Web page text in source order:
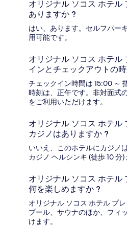
オリジナル ソコス ホテル
ありますか ?
はい、あります。セルフパー
用可能です。
オリジナル ソコス ホテル
インとチェックアウトの
チェックイン時間は 15:00 ～
時刻は、正午です。非対面式
をご利用いただけます。
オリジナル ソコス ホテル
カジノはありますか ?
いいえ、このホテルにカジノ
カジノ ヘルシンキ (徒歩 10 分)
オリジナル ソコス ホテル
何を楽しめますか ?
オリジナル ソコス ホテル プ
プール、サウナのほか、フィ
けます。